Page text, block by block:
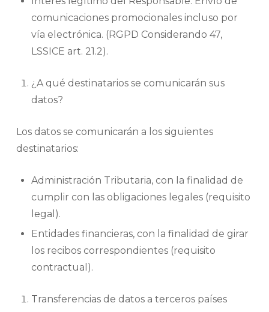
comunicaciones promocionales incluso por
vía electrónica. (RGPD Considerando 47,
LSSICE art. 21.2).
¿A qué destinatarios se comunicarán sus
datos?
Los datos se comunicarán a los siguientes
destinatarios:
Administración Tributaria, con la finalidad de
cumplir con las obligaciones legales (requisito
legal).
Entidades financieras, con la finalidad de girar
los recibos correspondientes (requisito
contractual).
Transferencias de datos a terceros países